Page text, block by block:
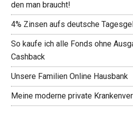
den man braucht!
4% Zinsen aufs deutsche
So kaufe ich alle Fonds ohne
Cashback
Unsere Familien Online Hausbank
Meine moderne private